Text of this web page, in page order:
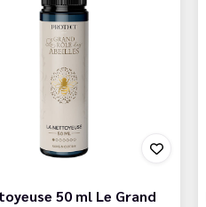
50 ml Le Grand